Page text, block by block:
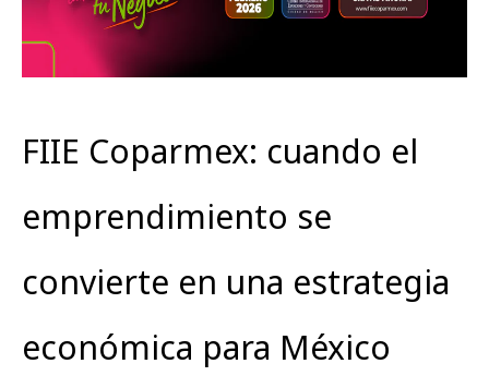
FIIE Coparmex: cuando el
emprendimiento se
convierte en una estrategia
económica para México